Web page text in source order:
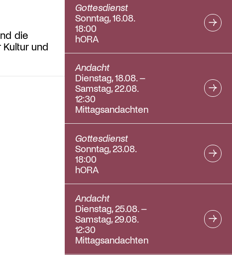
die
und
Gottesdienst
Sonntag, 16.08.
18:00
hORA
Andacht
Dienstag, 18.08. –
Samstag, 22.08.
12:30
Mittagsandachten
Gottesdienst
Sonntag, 23.08.
18:00
hORA
Andacht
Dienstag, 25.08. –
Samstag, 29.08.
12:30
Mittagsandachten